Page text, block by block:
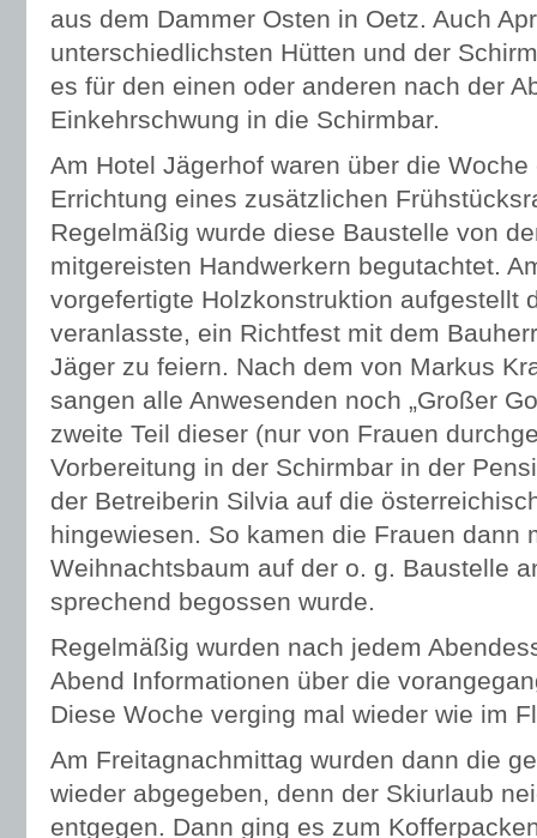
aus dem Dammer Osten in Oetz. Auch
unterschiedlichsten Hütten und der
es für den einen oder anderen nach der
Einkehrschwung in die Schirmbar.
Am Hotel Jägerhof waren über die
Errichtung eines zusätzlichen
Regelmäßig wurde diese Baustelle von
mitgereisten Handwerkern begutachtet.
vorgefertigte Holzkonstruktion aufgestellt
veranlasste, ein Richtfest mit dem
Jäger zu feiern. Nach dem von Markus
sangen alle Anwesenden noch „Großer
zweite Teil dieser (nur von Frauen
Vorbereitung in der Schirmbar in der
der Betreiberin Silvia auf die
hingewiesen. So kamen die Frauen dann
Weihnachtsbaum auf der o. g. Baustelle
sprechend begossen wurde.
Regelmäßig wurden nach jedem
Abend Informationen über die
Diese Woche verging mal wieder wie im
Am Freitagnachmittag wurden dann die
wieder abgegeben, denn der Skiurlaub
entgegen. Dann ging es zum